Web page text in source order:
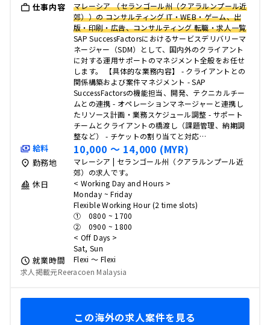
仕事内容
マレーシア （セランゴール州（クアラルンプール近
郊））の コンサルティング IT・WEB・ゲーム、出
版・印刷・広告、コンサルティング 転職・求人一覧
SAP SuccessFactorsにおけるサービスデリバリーマ
ネージャー（SDM）として、国内外のクライアント
に対する運用サポートのマネジメント全般をお任せ
します。 【具体的な業務内容】 - クライアントとの
関係構築および案件マネジメント - SAP
SuccessFactorsの機能担当、開発、テクニカルチー
ムとの連携 - オペレーションマネージャーと連携し
たリソース計画・業務スケジュール調整 - サポート
チームとクライアントの橋渡し（課題管理、納期調
整など） - チケットの割り当てと対応…
給料 10,000 〜 14,000 (MYR)
勤務地
マレーシア | セランゴール州（クアラルンプール近
郊）の求人です。
休日
< Working Day and Hours >
Monday ~ Friday
Flexible Working Hour (2 time slots)
① 0800 ~ 1700
② 0900 ~ 1800
< Off Days >
Sat, Sun
就業時間
Flexi 〜 Flexi
求人掲載元Reeracoen Malaysia
この海外の求人案件を見る